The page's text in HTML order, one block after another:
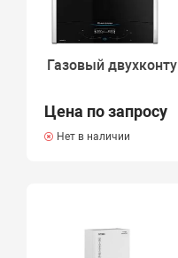
Газовый
Цена по запросу
Нет в наличии